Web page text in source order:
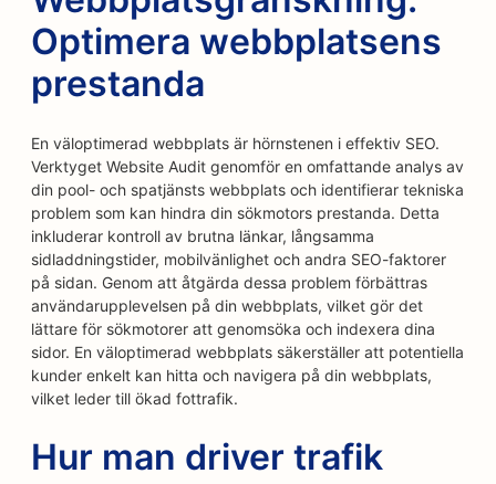
Optimera webbplatsens
prestanda
En väloptimerad webbplats är hörnstenen i effektiv SEO.
Verktyget Website Audit genomför en omfattande analys av
din pool- och spatjänsts webbplats och identifierar tekniska
problem som kan hindra din sökmotors prestanda. Detta
inkluderar kontroll av brutna länkar, långsamma
sidladdningstider, mobilvänlighet och andra SEO-faktorer
på sidan. Genom att åtgärda dessa problem förbättras
användarupplevelsen på din webbplats, vilket gör det
lättare för sökmotorer att genomsöka och indexera dina
sidor. En väloptimerad webbplats säkerställer att potentiella
kunder enkelt kan hitta och navigera på din webbplats,
vilket leder till ökad fottrafik.
Hur man driver trafik